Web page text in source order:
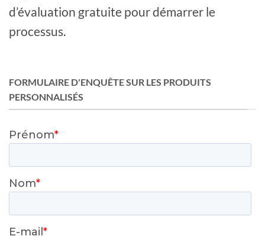
d’évaluation gratuite pour démarrer le
processus.
FORMULAIRE D'ENQUÊTE SUR LES PRODUITS
PERSONNALISÉS